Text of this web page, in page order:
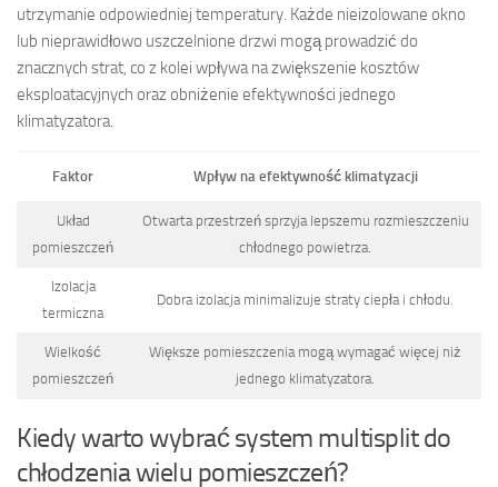
utrzymanie odpowiedniej temperatury. Każde nieizolowane okno
lub nieprawidłowo uszczelnione drzwi mogą prowadzić do
znacznych strat, co z kolei wpływa na zwiększenie kosztów
eksploatacyjnych oraz obniżenie efektywności jednego
klimatyzatora.
Faktor Wpływ na efektywność klimatyzacji
Układ
pomieszczeń
Otwarta przestrzeń sprzyja lepszemu rozmieszczeniu
chłodnego powietrza.
Izolacja
termiczna
Dobra izolacja minimalizuje straty ciepła i chłodu.
Wielkość
pomieszczeń
Większe pomieszczenia mogą wymagać więcej niż
jednego klimatyzatora.
Kiedy warto wybrać system multisplit do
chłodzenia wielu pomieszczeń?